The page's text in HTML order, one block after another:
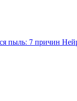
пыль: 7 причин